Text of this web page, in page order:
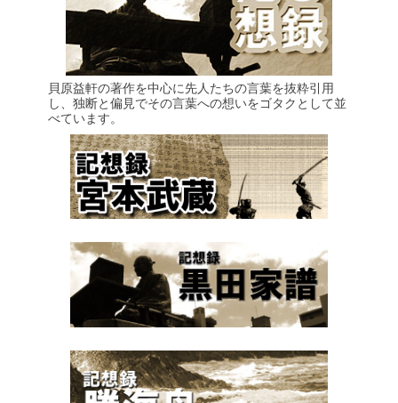
貝原益軒の著作を中心に先人たちの言葉を抜粋引用
し、独断と偏見でその言葉への想いをゴタクとして並
べています。